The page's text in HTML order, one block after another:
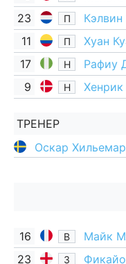
23
П
Кэлвин
11
П
Хуан
17
Н Рафиу
9 Н
ТРЕНЕР
Оскар
16 В Майк
23 З